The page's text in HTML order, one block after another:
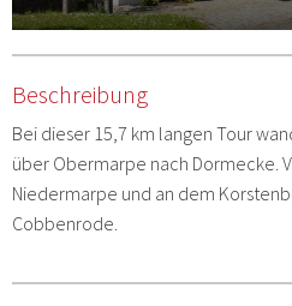
Beschreibung
Bei dieser 15,7 km langen Tour
über Obermarpe nach Dormecke.
Niedermarpe und an dem
Cobbenrode.